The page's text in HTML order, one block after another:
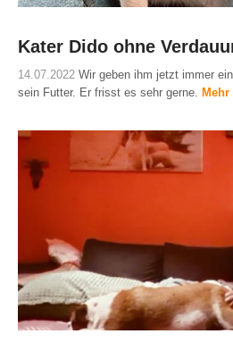
Kater Dido ohne
14.07.2022 Wir geben ihm jetzt immer
sein Futter. Er frisst es sehr gerne.